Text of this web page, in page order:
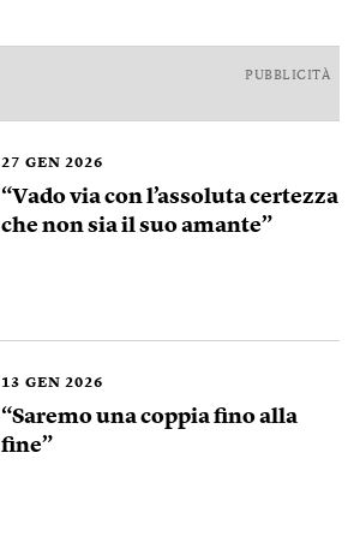
PUBBLICITÀ
27 GEN 2026
“Vado via con l’assoluta certezza
che non sia il suo amante”
13 GEN 2026
“Saremo una coppia fino alla
fine”